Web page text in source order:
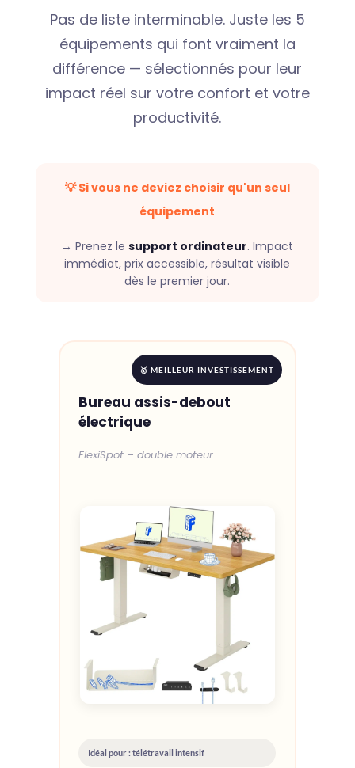
Pas de liste interminable. Juste les 5
équipements qui font vraiment la
différence — sélectionnés pour leur
impact réel sur votre confort et votre
productivité.
💡 Si vous ne deviez choisir qu'un seul
équipement
→ Prenez lesupport ordinateur. Impact
immédiat, prix accessible, résultat visible
dès le premier jour.
🥇 MEILLEUR INVESTISSEMENT
Bureau assis-debout
électrique
FlexiSpot – double moteur
Idéal pour : télétravail intensif